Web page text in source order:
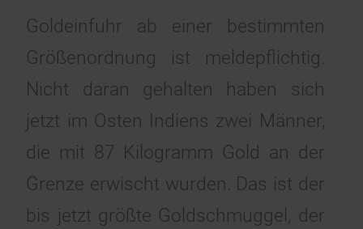
Goldeinfuhr ab einer bestimmten
Größenordnung ist meldepflichtig.
Nicht daran gehalten haben sich
jetzt im Osten Indiens zwei Männer,
die mit 87 Kilogramm Gold an der
Grenze erwischt wurden. Das ist der
bis jetzt größte Goldschmuggel, der